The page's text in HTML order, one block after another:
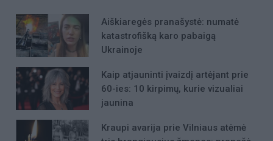
Aiškiaregės pranašystė: numatė
katastrofišką karo pabaigą
Ukrainoje
Kaip atjauninti įvaizdį artėjant prie
60-ies: 10 kirpimų, kurie vizualiai
jaunina
Kraupi avarija prie Vilniaus atėmė